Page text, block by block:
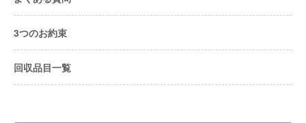
3つのお約束
回収品目一覧